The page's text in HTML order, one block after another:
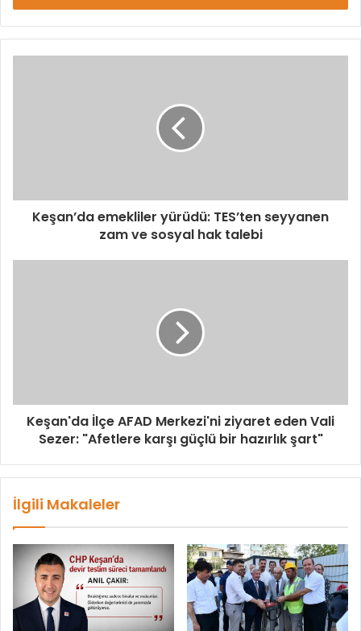
Keşan’da emekliler yürüdü: TES’ten seyyanen
zam ve sosyal hak talebi
Keşan'da İlçe AFAD Merkezi'ni ziyaret eden Vali
Sezer: "Afetlere karşı güçlü bir hazırlık şart"
İlgili Makaleler